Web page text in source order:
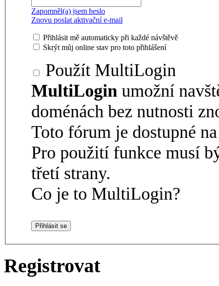
Zapomněl(a) jsem heslo
Znovu poslat aktivační e-mail
Přihlásit mě automaticky při každé návštěvě
Skrýt můj online stav pro toto přihlášení
Použít MultiLogin
MultiLogin umožní
doménách bez nutnosti
Toto fórum je dostupné
Pro použití funkce musí
třetí strany.
Co je to MultiLogin?
Registrovat